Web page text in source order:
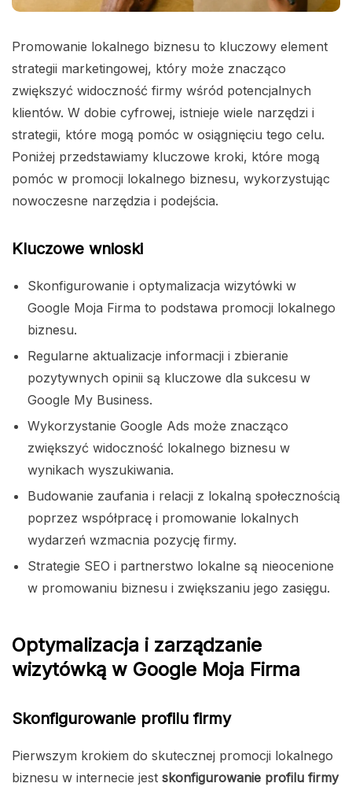
Promowanie lokalnego biznesu to kluczowy element
strategii marketingowej, który może znacząco
zwiększyć widoczność firmy wśród potencjalnych
klientów. W dobie cyfrowej, istnieje wiele narzędzi i
strategii, które mogą pomóc w osiągnięciu tego celu.
Poniżej przedstawiamy kluczowe kroki, które mogą
pomóc w promocji lokalnego biznesu, wykorzystując
nowoczesne narzędzia i podejścia.
Kluczowe wnioski
Skonfigurowanie i optymalizacja wizytówki w
Google Moja Firma to podstawa promocji lokalnego
biznesu.
Regularne aktualizacje informacji i zbieranie
pozytywnych opinii są kluczowe dla sukcesu w
Google My Business.
Wykorzystanie Google Ads może znacząco
zwiększyć widoczność lokalnego biznesu w
wynikach wyszukiwania.
Budowanie zaufania i relacji z lokalną społecznością
poprzez współpracę i promowanie lokalnych
wydarzeń wzmacnia pozycję firmy.
Strategie SEO i partnerstwo lokalne są nieocenione
w promowaniu biznesu i zwiększaniu jego zasięgu.
Optymalizacja i zarządzanie
wizytówką w Google Moja Firma
Skonfigurowanie profilu firmy
Pierwszym krokiem do skutecznej promocji lokalnego
biznesu w internecie jest skonfigurowanie profilu firmy